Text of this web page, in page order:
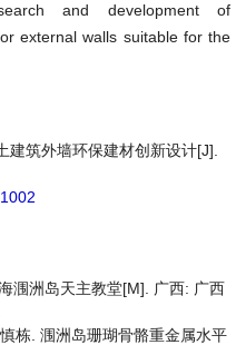
and development of
external walls suitable for the
建筑外墙环保建材创新设计[J].
涠洲岛天主教堂[M]. 广西: 广西
栋. 涠洲岛珊瑚骨骼重金属水平